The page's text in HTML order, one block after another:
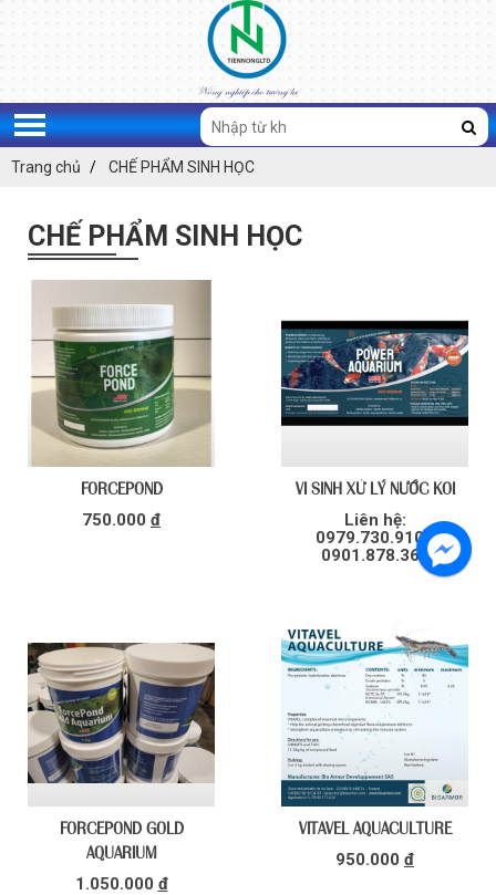
Trang chủ CHẾ PHẨM SINH HỌC
CHẾ PHẨM SINH HỌC
FORCEPOND
750.000 đ
VI SINH XỬ LÝ NƯỚC KOI
Liên hệ:
0979.730.910 -
0901.878.367
FORCEPOND GOLD
AQUARIUM
1.050.000 đ
VITAVEL AQUACULTURE
950.000 đ
ĐĂNG KÝ TƯ VẤN
HOÀN THÀNH
Đăng ký tư vấn trực tiếp 24/7: